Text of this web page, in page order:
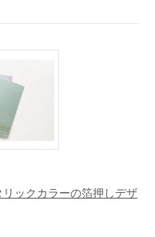
リックカラーの箔押しデザ